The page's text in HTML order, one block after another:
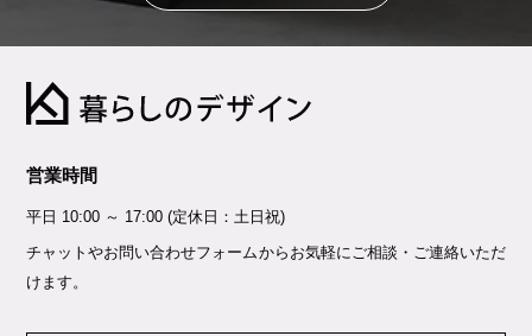
営業時間
平日 10:00 ～ 17:00 (定休日：土日祝)
チャットやお問い合わせフォームからお気軽にご相談・ご連絡いただ
けます。